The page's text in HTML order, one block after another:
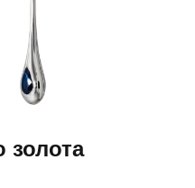
золота